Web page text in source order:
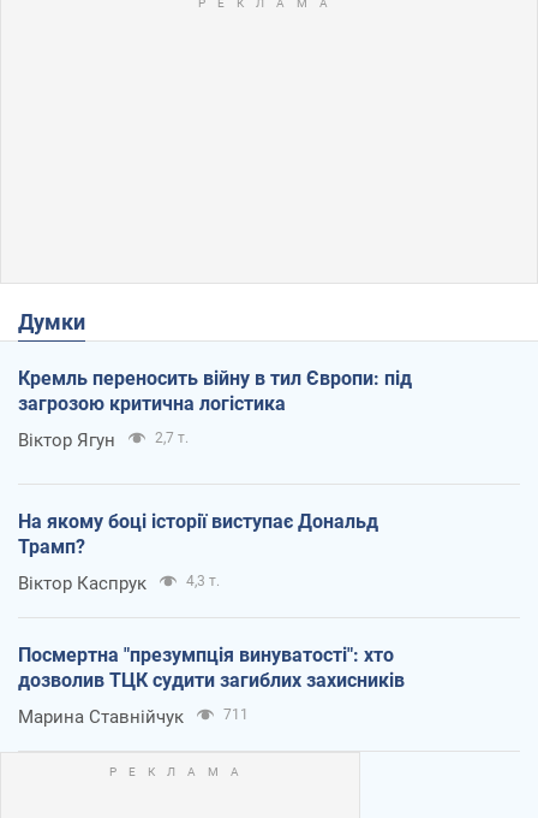
Думки
Кремль переносить війну в тил Європи: під
загрозою критична логістика
Віктор Ягун 2,7 т.
На якому боці історії виступає Дональд
Трамп?
Віктор Каспрук 4,3 т.
Посмертна "презумпція винуватості": хто
дозволив ТЦК судити загиблих захисників
Марина Ставнійчук 711